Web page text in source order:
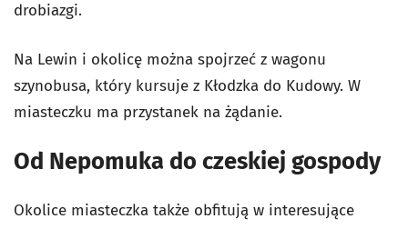
drobiazgi.
Na Lewin i okolicę można spojrzeć z wagonu
szynobusa, który kursuje z Kłodzka do Kudowy. W
miasteczku ma przystanek na żądanie.
Od Nepomuka do czeskiej gospody
Okolice miasteczka także obfitują w interesujące